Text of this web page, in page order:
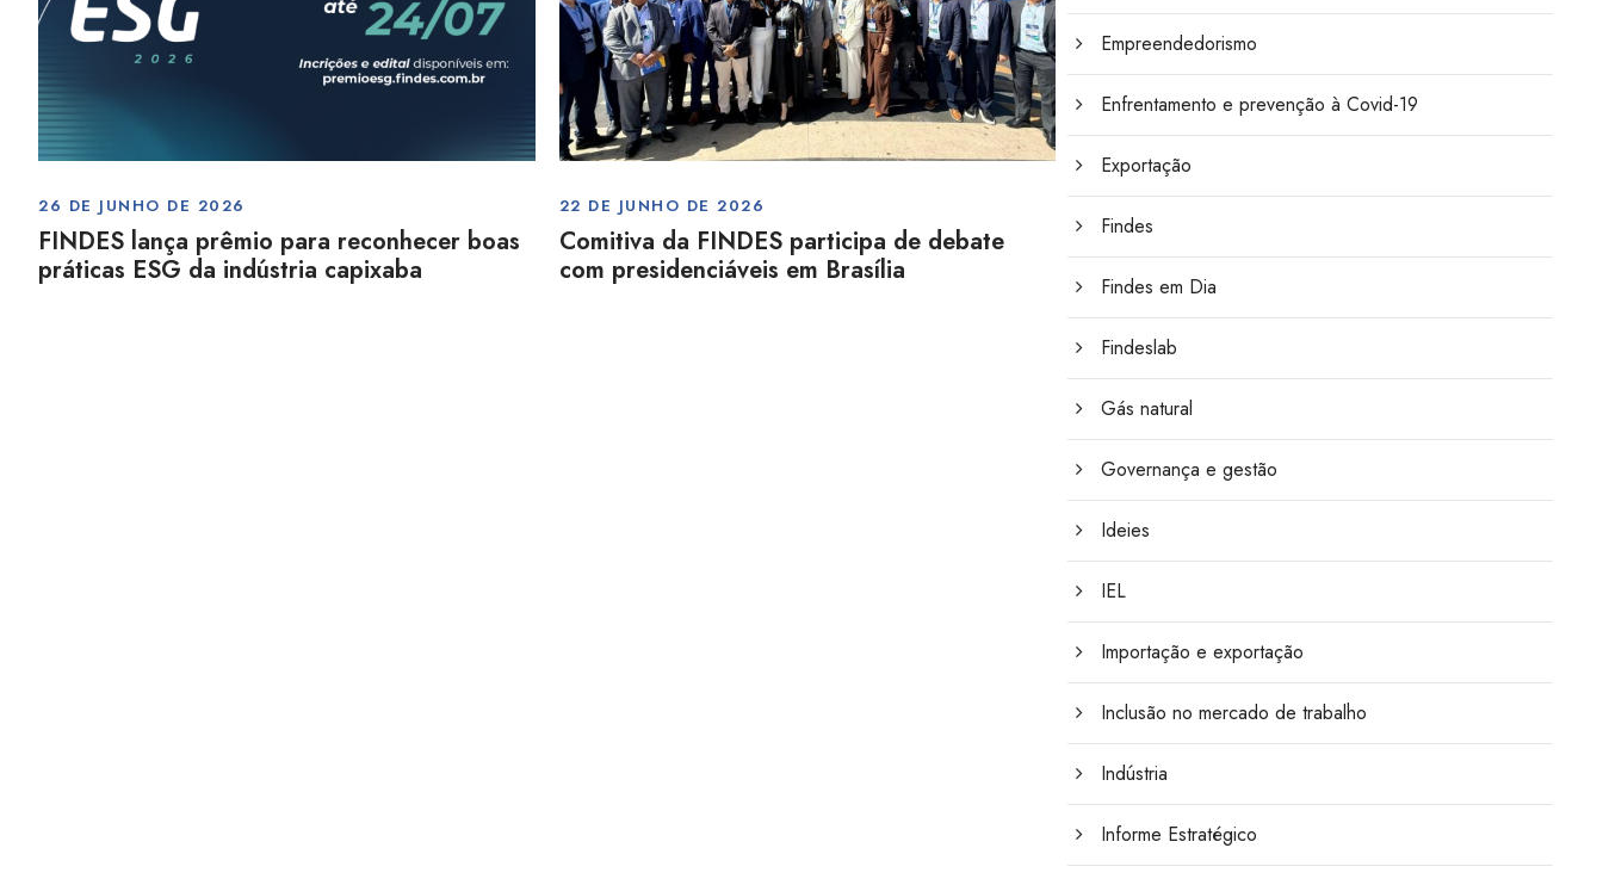
26 DE JUNHO DE 2026
FINDES lança prêmio para reconhecer boas
práticas ESG da indústria capixaba
22 DE JUNHO DE 2026
Comitiva da FINDES participa de debate
com presidenciáveis em Brasília
Empreendedorismo
Enfrentamento e prevenção à Covid-19
Exportação
Findes
Findes em Dia
Findeslab
Gás natural
Governança e gestão
Ideies
IEL
Importação e exportação
Inclusão no mercado de trabalho
Indústria
Informe Estratégico